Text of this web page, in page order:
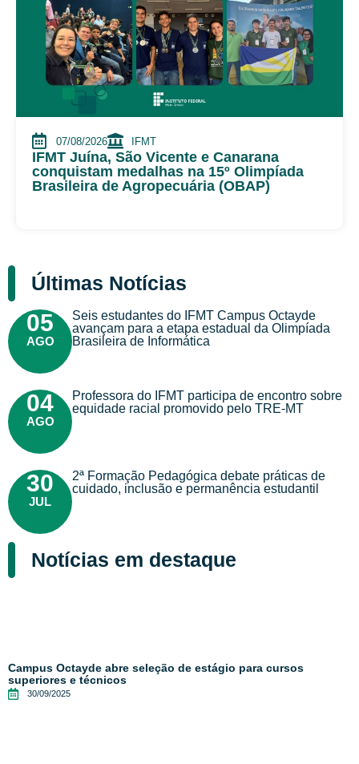
07/08/2026 IFMT
IFMT Juína, São Vicente e Canarana
conquistam medalhas na 15º Olimpíada
Brasileira de Agropecuária (OBAP)
Últimas Notícias
05
AGO
Seis estudantes do IFMT Campus Octayde
avançam para a etapa estadual da Olimpíada
Brasileira de Informática
04
AGO
Professora do IFMT participa de encontro sobre
equidade racial promovido pelo TRE-MT
30
JUL
2ª Formação Pedagógica debate práticas de
cuidado, inclusão e permanência estudantil
Notícias em destaque
Campus Octayde abre seleção de estágio para cursos
superiores e técnicos
30/09/2025